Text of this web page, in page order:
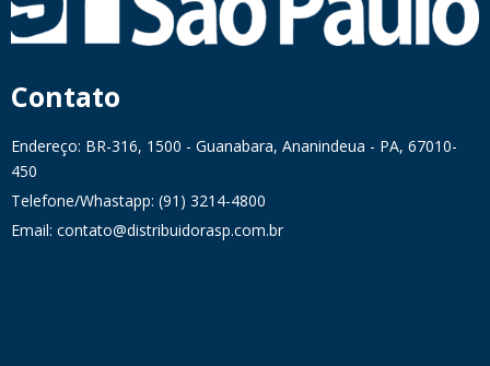
Contato
Endereço: BR-316, 1500 - Guanabara, Ananindeua - PA, 67010-
450
Telefone/Whastapp: (91) 3214-4800
Email: contato@distribuidorasp.com.br